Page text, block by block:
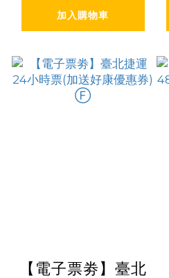
加入購物車
【電子票劵】臺北